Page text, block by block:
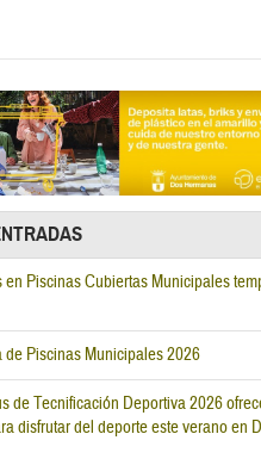
en Piscinas Cubiertas Municipales
de Piscinas Municipales 2026
de Tecnificación Deportiva 2026
disfrutar del deporte este verano en